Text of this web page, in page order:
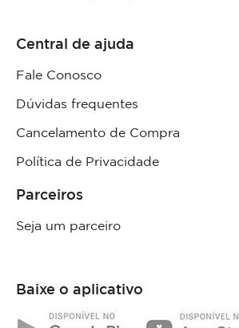
Central de ajuda
Fale Conosco
Dúvidas frequentes
Cancelamento de Compra
Política de Privacidade
Parceiros
Seja um parceiro
Baixe o aplicativo